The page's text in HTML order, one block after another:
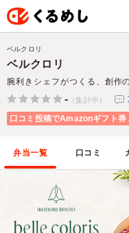
ベルクロリ
腕利きシェフがつくる、創作
ベルクロリ
- （集計中）
口コミ投稿でAmazonギフト券
弁当一覧 口コミ